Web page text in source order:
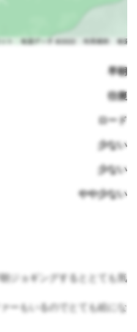
早朝
往復
ロード
少ない
少ない
やや少ない
ジョギングするととても気
ーもいるのでとても絵にな